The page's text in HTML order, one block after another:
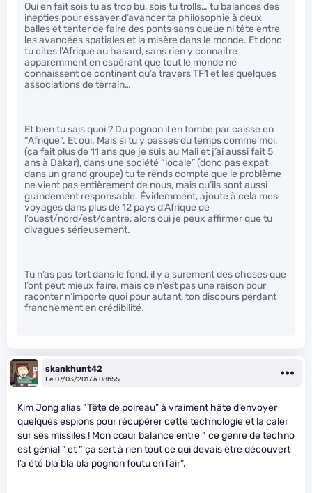
Oui en fait sois tu as trop bu, sois tu trolls… tu balances des
inepties pour essayer d’avancer ta philosophie à deux
balles et tenter de faire des ponts sans queue ni tête entre
les avancées spatiales et la misère dans le monde. Et donc
tu cites l’Afrique au hasard, sans rien y connaitre
apparemment en espérant que tout le monde ne
connaissent ce continent qu’a travers TF1 et les quelques
associations de terrain…
Et bien tu sais quoi ? Du pognon il en tombe par caisse en
“Afrique”. Et oui. Mais si tu y passes du temps comme moi,
(ca fait plus de 11 ans que je suis au Mali et j’ai aussi fait 5
ans à Dakar), dans une société “locale” (donc pas expat
dans un grand groupe) tu te rends compte que le problème
ne vient pas entièrement de nous, mais qu’ils sont aussi
grandement responsable. Évidemment, ajoute à cela mes
voyages dans plus de 12 pays d’Afrique de
l’ouest/nord/est/centre, alors oui je peux affirmer que tu
divagues sérieusement.
Tu n’as pas tort dans le fond, il y a surement des choses que
l’ont peut mieux faire, mais ce n’est pas une raison pour
raconter n’importe quoi pour autant, ton discours perdant
franchement en crédibilité.
skankhunt42
Le 07/03/2017 à 08h55
Kim Jong alias “Tête de poireau” à vraiment hâte d’envoyer
quelques espions pour récupérer cette technologie et la caler
sur ses missiles ! Mon cœur balance entre “ ce genre de techno
est génial ” et “ ça sert à rien tout ce qui devais être découvert
l’a été bla bla bla pognon foutu en l’air”.